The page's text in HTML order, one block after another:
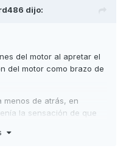
dijo:
del motor al apretar el
del motor como brazo de
menos de atrás, en
la sensación de que
material en las